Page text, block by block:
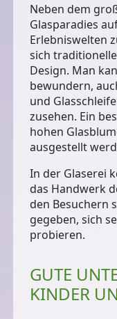
Neben dem
Glasparadies
Erlebniswelten
sich
Design. Man
bewundern,
und
zusehen. Ein
hohen
ausgestellt
In der Glaserei
das Handwerk
den Besuchern
gegeben, sich
probieren.
GUTE
KINDER